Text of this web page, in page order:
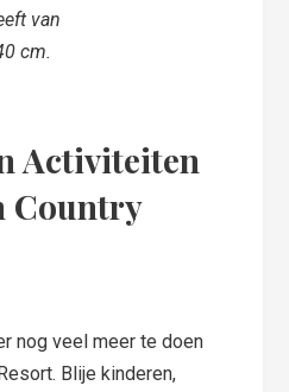
van
cm.
Activiteiten
Country
nog veel meer te doen
Blije kinderen,